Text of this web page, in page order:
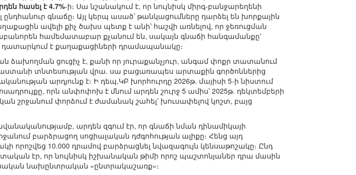
հասել է 4.7%-ի։ Սա նշանակում է, որ նույնիսկ միրգ-բանջարեղենի
գնաճը։ Այլ կերպ ասած՝ թանկացումները դարձել են խորքային
ավելի քիչ ծախս պետք է անի՝ հաշվի առնելով, որ ջեռուցման
համեմատաբար քչանում են, սակայն գնաճի հանգամանքը՝
դատարկում է քաղաքացիների դրամապանակը։
ցուցիչ է, քանի որ յուրաքանչյուր, անգամ փոքր տատանում
տնտեսության վրա. սա բացառապես արտաքին գործոններից
արդյունք է։ Ի դեպ,ԿԲ խորհուրդը 2026թ. մայիսի 5-ի նիստում
որն անփոփոխ է մնում արդեն շուրջ 5 ամիս՝ 2025թ. դեկտեմբերի
շրջանում փորձում է ժամանակ շահել՝ խուսափելով կոշտ, բայց
արդեն զգում էր, որ գնաճի նման դինամիկայի
բարձրացող սոցիալական դժգոհության ալիքը։ Հենց այդ
որոշվեց 10.000 դրամով բարձրացնել նվազագույն կենսաթոշակը։ Ընդ
էր, որ նույնիսկ իշխանական թիմի որոշ պաշտոնյաներ դրա մասին
նախընտրական «ընտրակաշառք»։